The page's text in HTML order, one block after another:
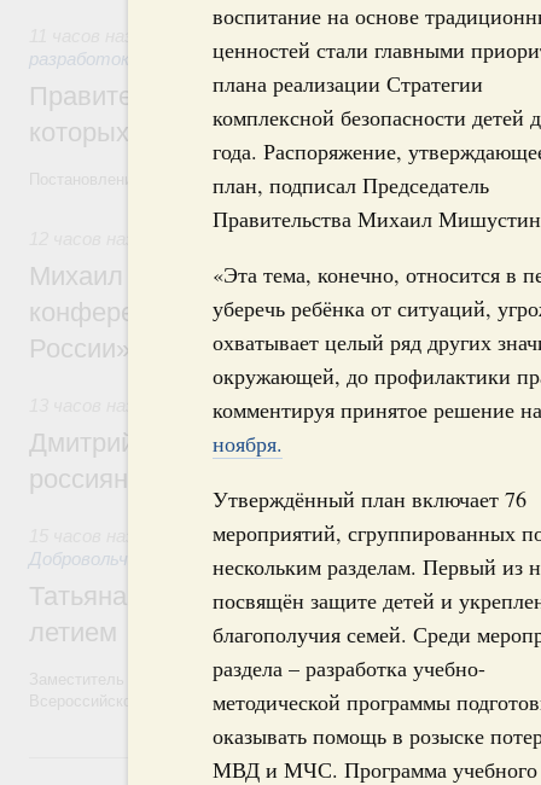
воспитание на основе
ценностей стали главными
плана реализации Стратегии
комплексной безопасности детей
года. Распоряжение,
план, подписал Председатель
Правительства Михаил
«Эта тема, конечно, относится в
уберечь ребёнка от ситуаций,
охватывает целый ряд других
окружающей, до профилактики
комментируя принятое решение
ноября.
Утверждённый план включает 76
мероприятий, сгруппированных
нескольким разделам. Первый из
посвящён защите детей и
благополучия семей. Среди
раздела – разработка учебно-
методической программы
оказывать помощь в розыске
МВД и МЧС. Программа учебного
Государственная политика в сфере
разработок
Правительство расширило перечень
которых освобождаются от НДФЛ
Постановление от 5 августа 2026 года №978
Отрасль информационных технологий
Михаил Мишустин дал поручения по
конференции «Цифровая индустрия
России»
Спорт высших достижений и массовый
Дмитрий Чернышенко и Михаил
россиян с Днём физкультурника
Социальные инновации. Некоммерческие
Добровольчество и волонтёрство. Благотворительность
Татьяна Голикова поздравила
летием
Заместитель Председателя Правительства Татьяна Голикова
Всероссийского общественного движения «Волонтёры-медики» с
Вчера